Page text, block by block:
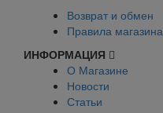
Возврат и обмен
Правила магазина
ИНФОРМАЦИЯ
О Магазине
Новости
Статьи